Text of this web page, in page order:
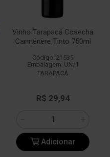
Vinho Tarapacá Cosecha
Carménère Tinto 750ml
Código: 21535
Embalagem: UN/1
TARAPACÁ
R$ 29,94
Adicionar